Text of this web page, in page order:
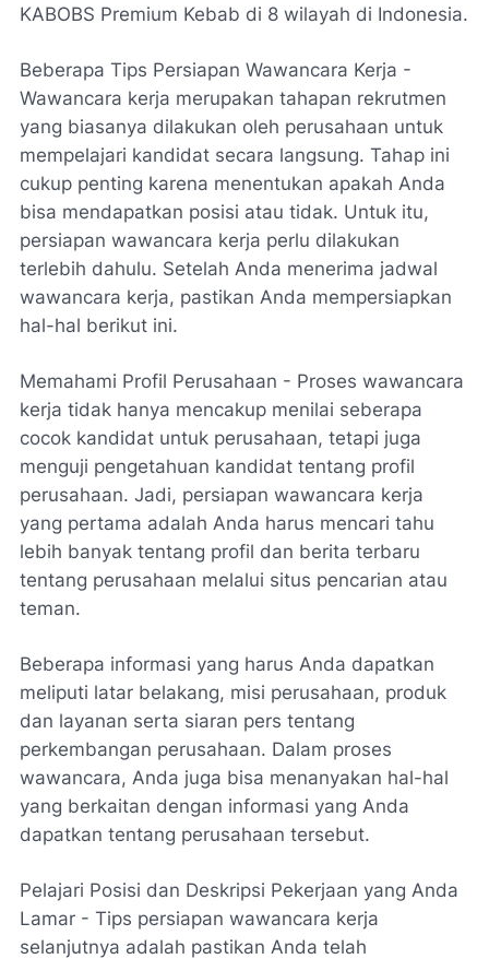
KABOBS Premium Kebab di 8 wilayah di Indonesia.
Beberapa Tips Persiapan Wawancara Kerja -
Wawancara kerja merupakan tahapan rekrutmen
yang biasanya dilakukan oleh perusahaan untuk
mempelajari kandidat secara langsung. Tahap ini
cukup penting karena menentukan apakah Anda
bisa mendapatkan posisi atau tidak. Untuk itu,
persiapan wawancara kerja perlu dilakukan
terlebih dahulu. Setelah Anda menerima jadwal
wawancara kerja, pastikan Anda mempersiapkan
hal-hal berikut ini.
Memahami Profil Perusahaan - Proses wawancara
kerja tidak hanya mencakup menilai seberapa
cocok kandidat untuk perusahaan, tetapi juga
menguji pengetahuan kandidat tentang profil
perusahaan. Jadi, persiapan wawancara kerja
yang pertama adalah Anda harus mencari tahu
lebih banyak tentang profil dan berita terbaru
tentang perusahaan melalui situs pencarian atau
teman.
Beberapa informasi yang harus Anda dapatkan
meliputi latar belakang, misi perusahaan, produk
dan layanan serta siaran pers tentang
perkembangan perusahaan. Dalam proses
wawancara, Anda juga bisa menanyakan hal-hal
yang berkaitan dengan informasi yang Anda
dapatkan tentang perusahaan tersebut.
Pelajari Posisi dan Deskripsi Pekerjaan yang Anda
Lamar - Tips persiapan wawancara kerja
selanjutnya adalah pastikan Anda telah